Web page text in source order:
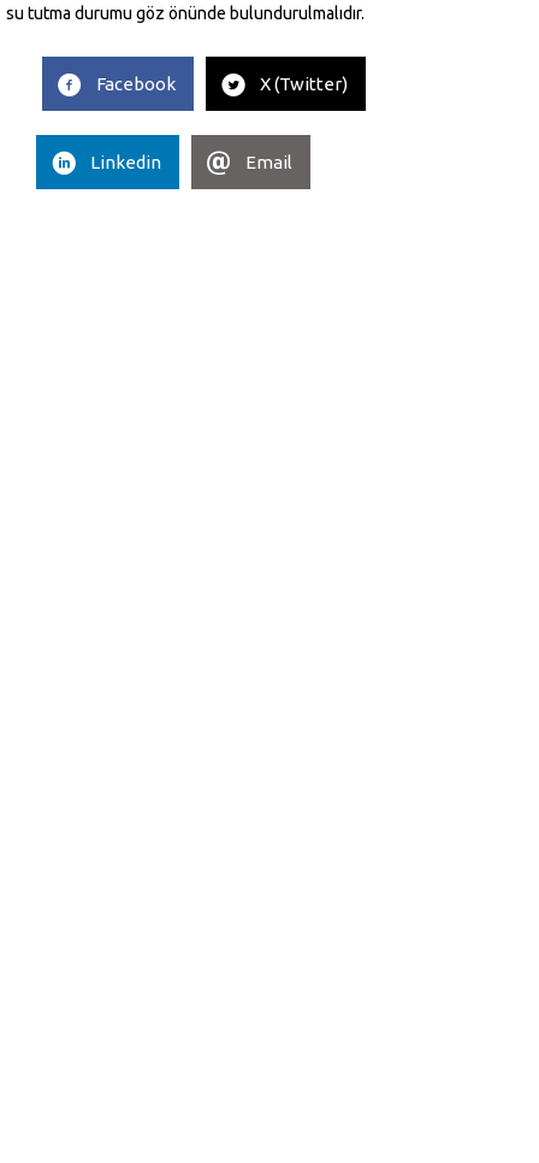
su tutma durumu göz önünde bulundurulmalıdır.
Facebook X (Twitter)
Linkedin Email